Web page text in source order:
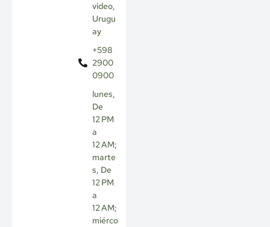
video,
Urugu
ay
+598
2900
0900
lunes,
De
12 PM
a
12 AM;
marte
s, De
12 PM
a
12 AM;
miérco